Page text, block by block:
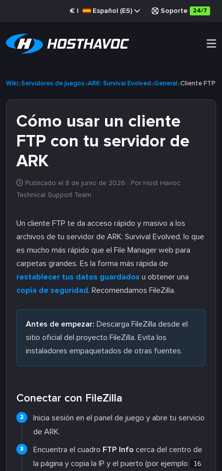
€ | Español (ES) Soporte 24/7
Wiki Servidores de juegos ARK: Survival Evolved General Cliente FTP
Cómo usar un cliente
FTP con tu servidor de
ARK
Publicado el 8 de junio de 2026 · Por Host Havoc
Technical Support Team
Un cliente FTP te da acceso rápido y masivo a los
archivos de tu servidor de ARK: Survival Evolved, lo que
es mucho más rápido que el File Manager web para
carpetas grandes. Es la forma más rápida de
restablecer tus datos guardados u obtener una
copia de seguridad. Recomendamos FileZilla.
Antes de empezar: Descarga FileZilla desde el
sitio oficial del proyecto FileZilla. Evita los
instaladores empaquetados de otras fuentes.
Conectar con FileZilla
Inicia sesión en el panel de juego y abre tu servicio
de ARK.
Encuentra el cuadro FTP Info cerca del centro de
la página y copia la IP y el puerto (por ejemplo
16